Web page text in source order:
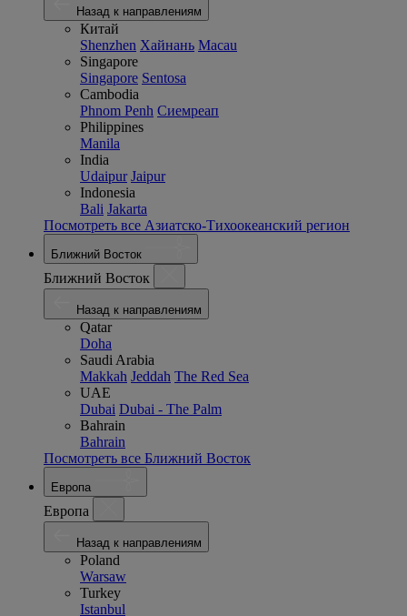
Назад к направлениям
Китай
Shenzhen Хайнань Macau
Singapore
Singapore Sentosa
Cambodia
Phnom Penh Сиемреап
Philippines
Manila
India
Udaipur Jaipur
Indonesia
Bali Jakarta
Посмотреть все Азиатско-Тихоокеанский регион
Ближний Восток
Ближний Восток
Назад к направлениям
Qatar
Doha
Saudi Arabia
Makkah Jeddah The Red Sea
UAE
Dubai Dubai - The Palm
Bahrain
Bahrain
Посмотреть все Ближний Восток
Европа
Европа
Назад к направлениям
Poland
Warsaw
Turkey
Istanbul